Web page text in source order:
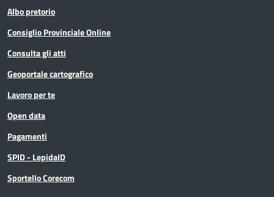
Albo pretorio
Consiglio Provinciale Online
Consulta gli atti
Geoportale cartografico
Lavoro per te
Open data
Pagamenti
SPID - LepidaID
Sportello Corecom